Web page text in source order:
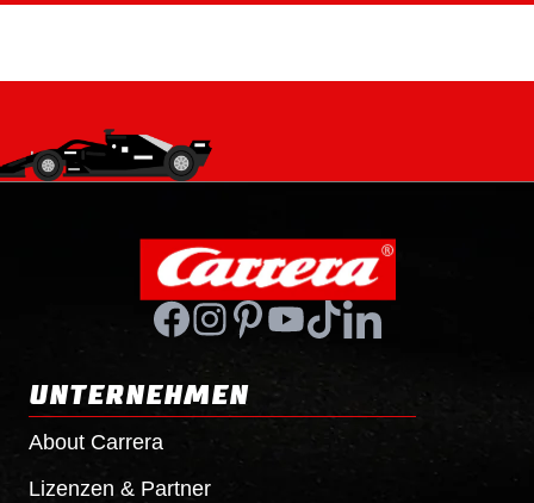
UNTERNEHMEN
About Carrera
Lizenzen & Partner